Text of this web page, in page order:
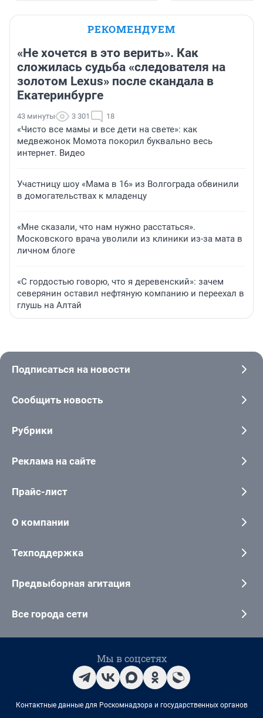
РЕКОМЕНДУЕМ
«Не хочется в это верить». Как
сложилась судьба «следователя на
золотом Lexus» после скандала в
Екатеринбурге
43 минуты 3 301 18
«Чисто все мамы и все дети на свете»: как
медвежонок Момота покорил буквально весь
интернет. Видео
Участницу шоу «Мама в 16» из Волгограда обвинили
в домогательствах к младенцу
«Мне сказали, что нам нужно расстаться».
Московского врача уволили из клиники из-за мата в
личном блоге
«С гордостью говорю, что я деревенский»: зачем
северянин оставил нефтяную компанию и переехал в
глушь на Алтай
Подписаться на новости
Сообщить новость
Рубрики
Реклама на сайте
Прайс-лист
О компании
Техподдержка
Предвыборная агитация
Все города сети
Мы в соцсетях
Контактные данные для Роскомнадзора и государственных органов